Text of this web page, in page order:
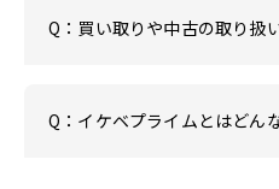
Q：買い取りや中古の取り扱
Q：イケベプライムとはどん